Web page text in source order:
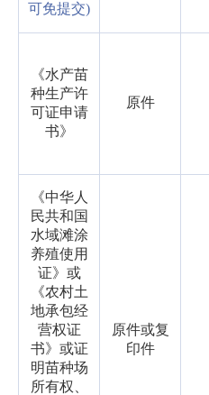
可免提交)
《水产苗
种生产许
可证申请
书》
原件
《中华人
民共和国
水域滩涂
养殖使用
证》或
《农村土
地承包经
营权证
书》或证
明苗种场
所有权、
原件或复
印件